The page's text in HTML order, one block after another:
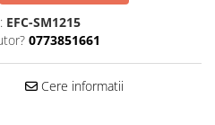
EFC-SM1215
0773851661
Cere informatii